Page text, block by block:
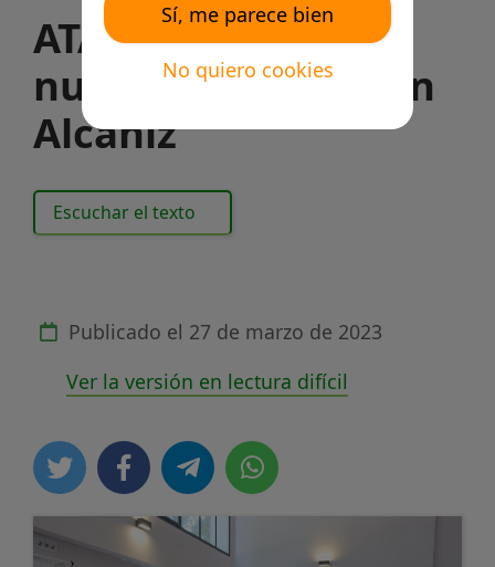
ATADI inaugura su
nueva residencia en
Alcañiz
Escuchar el texto
Publicado el 27 de marzo de 2023
Ver la versión en lectura difícil
Sí, me parece bien
No quiero cookies